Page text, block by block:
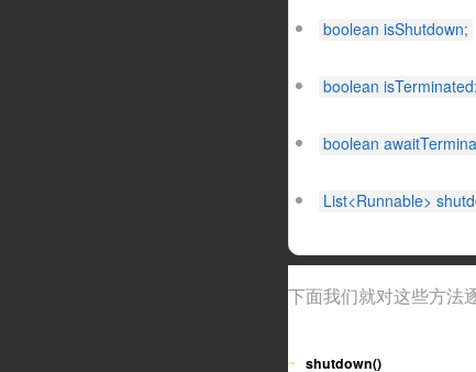
boolean isShutdown;
boolean isTerminated;
boolean
List<Runnable>
下面我们就对这些方法
shutdown()